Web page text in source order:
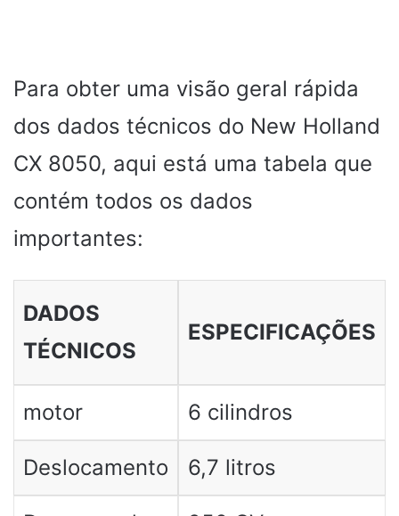
Para obter uma visão geral rápida
dos dados técnicos do New Holland
CX 8050, aqui está uma tabela que
contém todos os dados
importantes:
DADOS
TÉCNICOS
ESPECIFICAÇÕES
motor 6 cilindros
Deslocamento 6,7 litros